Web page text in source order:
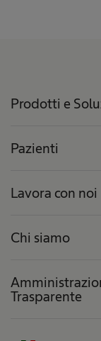
Prodotti e
Pazienti
Lavora con noi
Chi siamo
Trasparente